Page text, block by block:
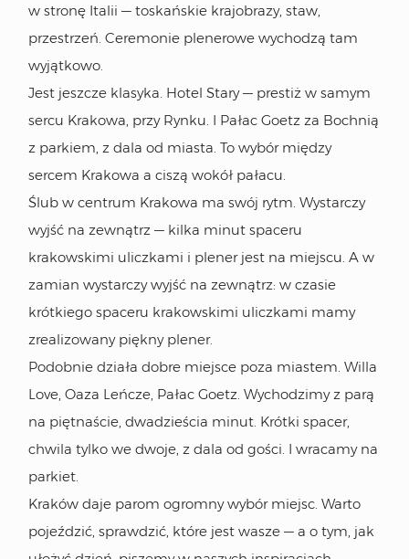
w stronę Italii — toskańskie krajobrazy, staw,
przestrzeń. Ceremonie plenerowe wychodzą tam
wyjątkowo.
Jest jeszcze klasyka. Hotel Stary — prestiż w samym
sercu Krakowa, przy Rynku. I Pałac Goetz za Bochnią
z parkiem, z dala od miasta. To wybór między
sercem Krakowa a ciszą wokół pałacu.
Ślub w centrum Krakowa ma swój rytm. Wystarczy
wyjść na zewnątrz — kilka minut spaceru
krakowskimi uliczkami i plener jest na miejscu. A w
zamian wystarczy wyjść na zewnątrz: w czasie
krótkiego spaceru krakowskimi uliczkami mamy
zrealizowany piękny plener.
Podobnie działa dobre miejsce poza miastem. Willa
Love, Oaza Leńcze, Pałac Goetz. Wychodzimy z parą
na piętnaście, dwadzieścia minut. Krótki spacer,
chwila tylko we dwoje, z dala od gości. I wracamy na
parkiet.
Kraków daje parom ogromny wybór miejsc. Warto
pojeździć, sprawdzić, które jest wasze — a o tym, jak